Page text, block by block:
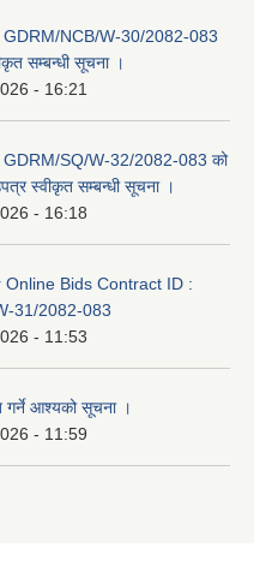
NCB/W-30/2082-083
सम्बन्धी सूचना ।
- 16:21
SQ/W-32/2082-083 को
स्वीकृत सम्बन्धी सूचना ।
- 16:18
Online Bids Contract ID :
31/2082-083
- 11:53
गर्ने आश्यको सूचना ।
- 11:59